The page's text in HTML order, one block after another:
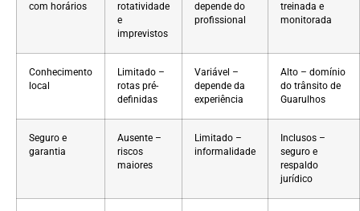
com horários
rotatividade
e
imprevistos
depende do
profissional
treinada e
monitorada
Conhecimento
local
Limitado –
rotas pré-
definidas
Variável –
depende da
experiência
Alto – domínio
do trânsito de
Guarulhos
Seguro e
garantia
Ausente –
riscos
maiores
Limitado –
informalidade
Inclusos –
seguro e
respaldo
jurídico